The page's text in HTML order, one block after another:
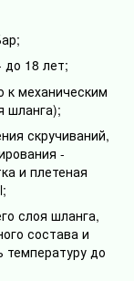
18 лет;
к механическим
шланга);
скручиваний,
-
и плетеная
слоя шланга,
состава и
до